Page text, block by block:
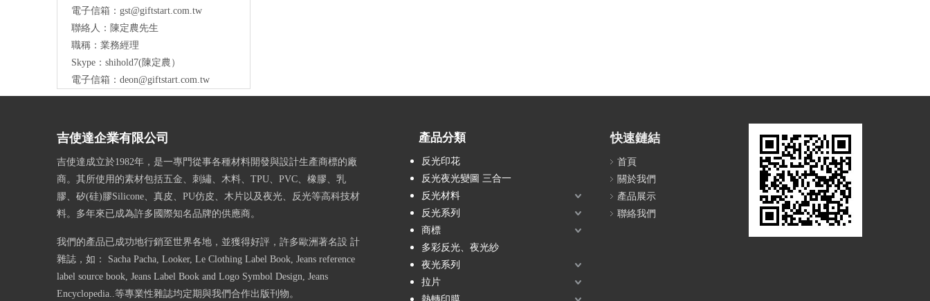
電子信箱： gst@giftstart.com.tw
聯絡人：陳定農先生
職稱：業務經理
Skype：shihold7(陳定農）
電子信箱： deon@giftstart.com.tw
吉使達企業有限公司
吉使達成立於1982年，是一專門從事各種材料開發與設計生產商標的廠
商。其所使用的素材包括五金、刺繡、木料、TPU、PVC、橡膠、乳
膠、矽(硅)膠Silicone、真皮、PU仿皮、木片以及夜光、反光等高科技材
料。多年來已成為許多國際知名品牌的供應商。
我們的產品已成功地行銷至世界各地，並獲得好評，許多歐洲著名設 計
雜誌，如： Sacha Pacha, Looker, Le Clothing Label Book, Jeans reference
label source book, Jeans Label Book and Logo Symbol Design, Jeans
Encyclopedia..等專業性雜誌均定期與我們合作出版刊物。
產品分類
反光印花
反光夜光變圖 三合一
反光材料
反光系列
商標
多彩反光、夜光紗
夜光系列
拉片
快速鏈結
首頁
關於我們
產品展示
聯絡我們